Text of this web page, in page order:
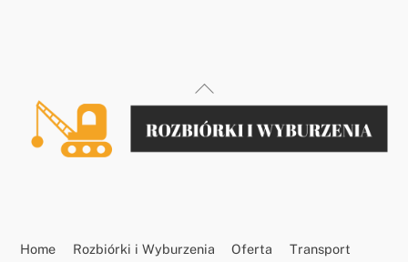
Back
To
Top
Home Rozbiórki i Wyburzenia Oferta
Transport